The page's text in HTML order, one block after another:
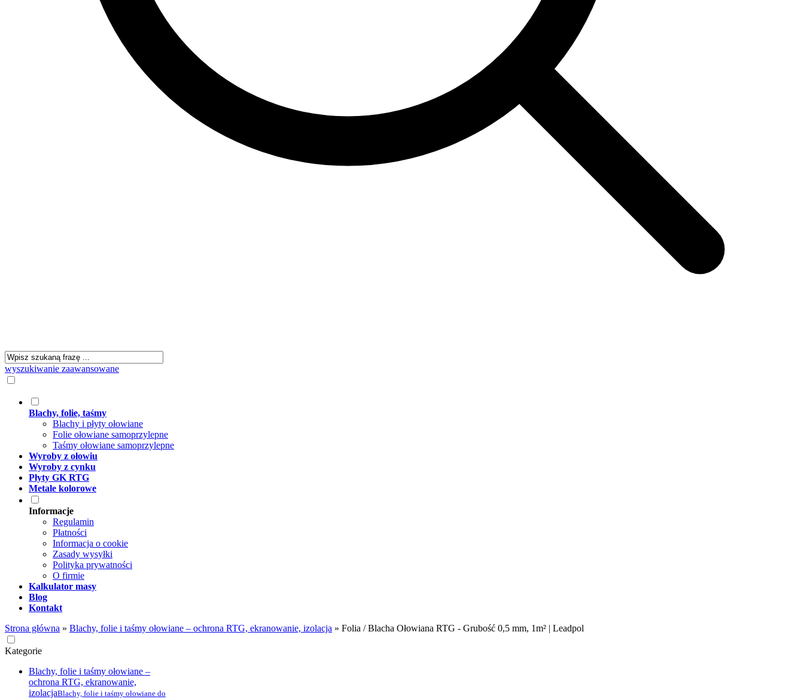
wyszukiwanie zaawansowane
Blachy, folie, taśmy
Blachy i płyty ołowiane
Folie ołowiane samoprzylepne
Taśmy ołowiane samoprzylepne
Wyroby z ołowiu
Wyroby z cynku
Płyty GK RTG
Metale kolorowe
Informacje
Regulamin
Płatności
Informacja o cookie
Zasady wysyłki
Polityka prywatności
O firmie
Kalkulator masy
Blog
Kontakt
Strona główna » Blachy, folie i taśmy ołowiane – ochrona RTG, ekranowanie, izolacja » Folia / Blacha Ołowiana RTG - Grubość 0,5 mm, 1m² | Leadpol
Kategorie
Blachy, folie i taśmy ołowiane –
ochrona RTG, ekranowanie,
izolacjaBlachy, folie i taśmy ołowiane do